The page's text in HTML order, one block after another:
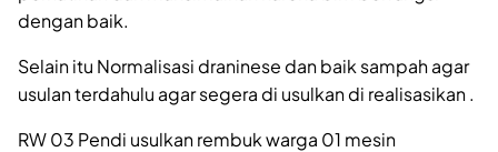
dengan baik.
Selain itu Normalisasi draninese dan baik sampah agar
usulan terdahulu agar segera di usulkan di realisasikan .
RW 03 Pendi usulkan rembuk warga 01 mesin